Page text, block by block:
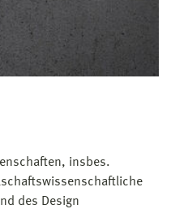
insbes.
des Design